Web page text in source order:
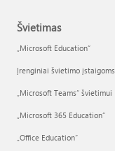
Švietimas
„Microsoft Education“
Įrenginiai švietimo įstaigoms
„Microsoft Teams“ švietimui
„Microsoft 365 Education“
„Office Education“